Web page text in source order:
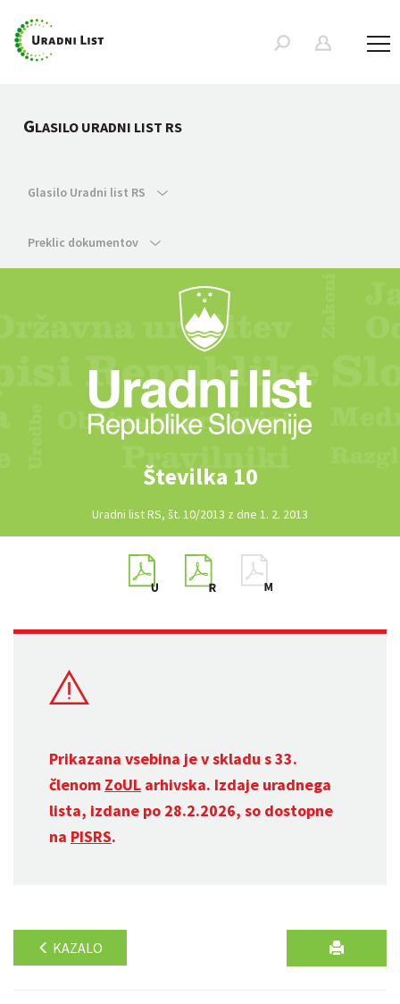
GLASILO URADNI LIST RS
Glasilo Uradni list RS
Preklic dokumentov
Številka 10
Uradni list RS, št. 10/2013 z dne 1. 2. 2013
Prikazana vsebina je v skladu s 33.
členom ZoUL arhivska. Izdaje uradnega
lista, izdane po 28.2.2026, so dostopne
na PISRS.
KAZALO